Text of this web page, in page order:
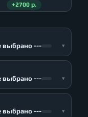
+2700 р.
выбрано --- ▾
выбрано --- ▾
выбрано --- ▾